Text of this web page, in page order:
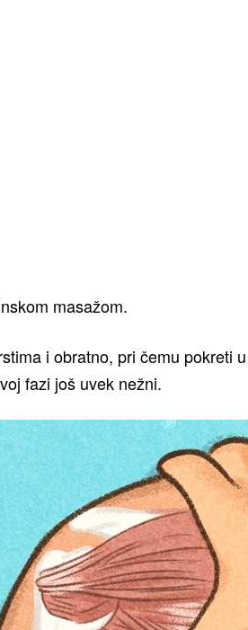
masažom.
i obratno, pri čemu pokreti
fazi još uvek nežni.